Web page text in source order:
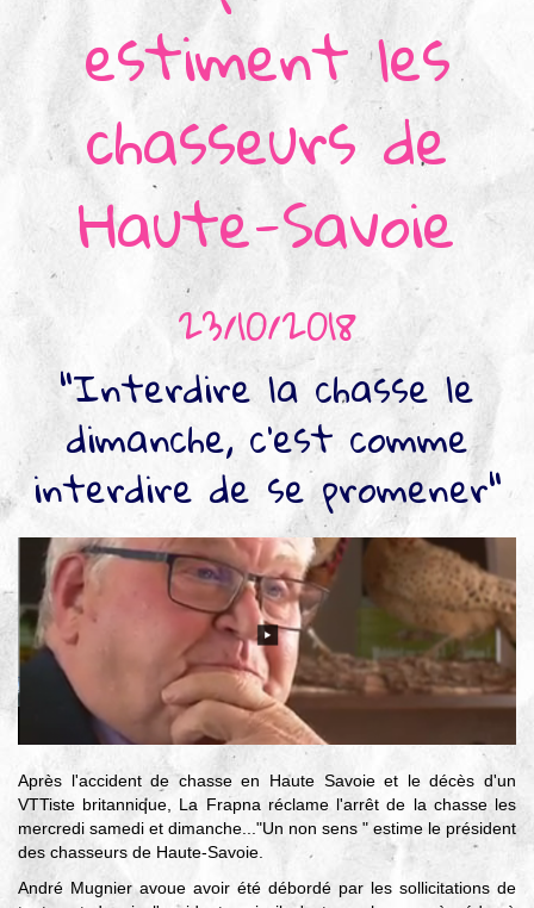
Agir
pour l’environnement
Je veux devenir chasseur
▼
Je suis chasseur
Je valide mon permis
estiment les
chasseurs de
Haute-Savoie
23/10/2018
"Interdire la chasse le
dimanche, c'est comme
interdire de se promener"
Après l'accident de chasse en Haute Savoie et le décès d'un
VTTiste britannique, La Frapna réclame l'arrêt de la chasse les
mercredi samedi et dimanche..."Un non sens " estime le président
des chasseurs de Haute-Savoie.
André Mugnier avoue avoir été débordé par les sollicitations de